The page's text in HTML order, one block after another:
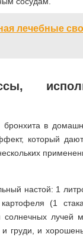
лечебные
в
который
настой: 1
(1
лучей
груди, и